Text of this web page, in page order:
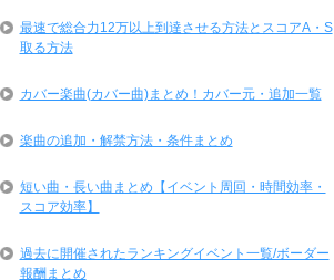
最速で総合力12万以上到達させる方法とスコアA・S
取る方法
カバー楽曲(カバー曲)まとめ！カバー元・追加一覧
楽曲の追加・解禁方法・条件まとめ
短い曲・長い曲まとめ【イベント周回・時間効率・
スコア効率】
過去に開催されたランキングイベント一覧/ボーダー
報酬まとめ